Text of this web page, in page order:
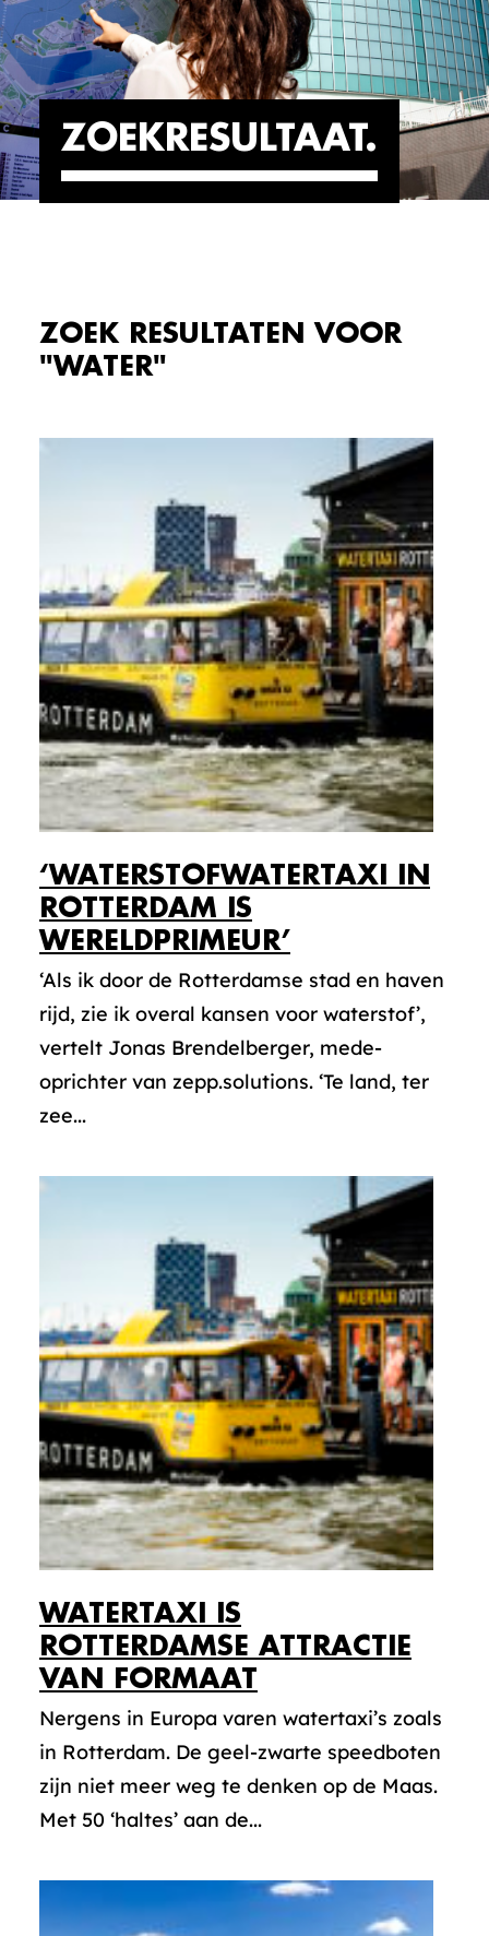
ZOEKRESULTAAT
ZOEK RESULTATEN VOOR
"WATER"
‘WATERSTOFWATERTAXI IN
ROTTERDAM IS
WERELDPRIMEUR’
‘Als ik door de Rotterdamse stad en haven
rijd, zie ik overal kansen voor waterstof’,
vertelt Jonas Brendelberger, mede-
oprichter van zepp.solutions. ‘Te land, ter
zee...
WATERTAXI IS
ROTTERDAMSE ATTRACTIE
VAN FORMAAT
Nergens in Europa varen watertaxi’s zoals
in Rotterdam. De geel-zwarte speedboten
zijn niet meer weg te denken op de Maas.
Met 50 ‘haltes’ aan de...